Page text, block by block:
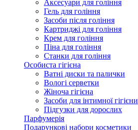
Аксесуари для гоління
Гель для гоління
Засоби після гоління
Картриджі для гоління
Крем для гоління
Піна для гоління
Станки для гоління
Особиста гігієна
Ватні диски та палички
Вологі серветки
Жіноча гігієна
Засоби для інтимної гігієни
Підгузки для дорослих
Парфумерія
Подарункові набори косметики